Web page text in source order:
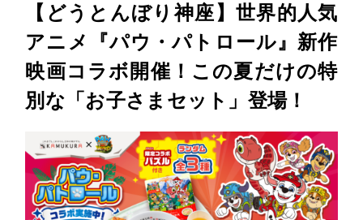
【どうとんぼり神座】世界的人気
アニメ『パウ・パトロール』新作
映画コラボ開催！この夏だけの特
別な「お子さまセット」登場！